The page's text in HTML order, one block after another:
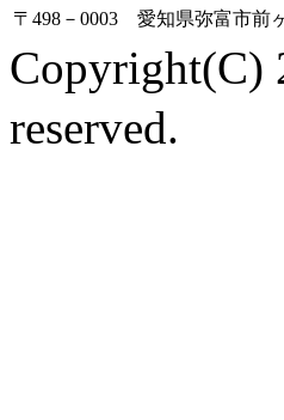
〒498－0003 愛知県弥富市前
reserved.